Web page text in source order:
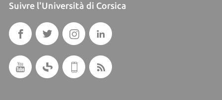
Suivre l'Università di Corsica